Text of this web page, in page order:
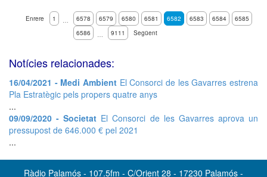
Enrere 1 … 6578 6579 6580 6581 6582 6583 6584
6585
6586
… 9111 Següent
Notícies relacionades:
16/04/2021 - Medi Ambient El Consorci de les Gavarres estrena
Pla Estratègic pels propers quatre anys
...
09/09/2020 - Societat El Consorci de les Gavarres aprova un
pressupost de 646.000 € pel 2021
...
Ràdio Palamós - 107.5fm - C/Orient 28 - 17230 Palamós -